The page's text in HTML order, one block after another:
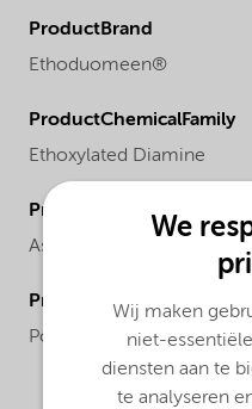
ProductBrand
Ethoduomeen®
ProductChemicalFamily
Ethoxylated Diamine
Asia,
Latin
ProductChemicalsName
Polyoxyethylene (15) N-
We
Wij maken
niet-
diensten aan te
te analyseren